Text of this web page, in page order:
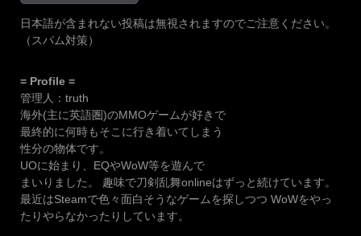
日本語が含まれない投稿は無視されますのでご注意ください。
（スパム対策）
= Profile =
管理人：truth
海外(主に英語圏)のMMOゲームが好きで
最終的に何時もそこに行き着いてしまう
性分の物体です。
UOに始まり、EQやWoW等を遊んで
まいりました。 趣味で刀剣乱舞onlineはずっと続けています。
最近はSteamで色々面白そうなゲームを探しつつ WoWをやっ
たりやらなかったりしています。